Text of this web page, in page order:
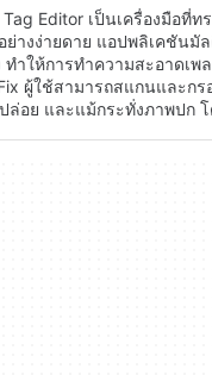
Tag Editor เป็นเครื่องมือที่
ย่างง่ายดาย แอปพลิเคชัน
ำให้การทำความสะอาดเ
ผู้ใช้สามารถสแกนและก
ล่อย และแม้กระทั่งภาพปก